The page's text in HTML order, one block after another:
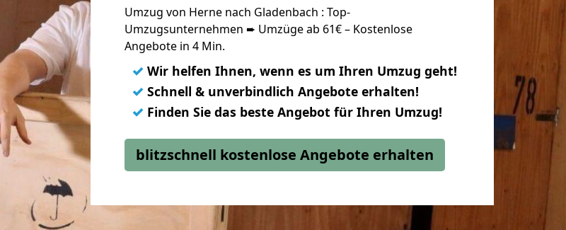
Umzug von Herne nach Gladenbach : Top-
Umzugsunternehmen ➨ Umzüge ab 61€ – Kostenlose
Angebote in 4 Min.
✓ Wir helfen Ihnen, wenn es um Ihren Umzug geht!
✓ Schnell & unverbindlich Angebote erhalten!
✓ Finden Sie das beste Angebot für Ihren Umzug!
blitzschnell kostenlose Angebote erhalten